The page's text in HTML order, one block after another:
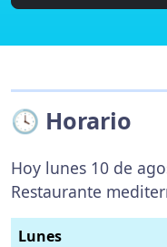
🕓 Horario
Hoy lunes 10 de
Restaurante
Lunes